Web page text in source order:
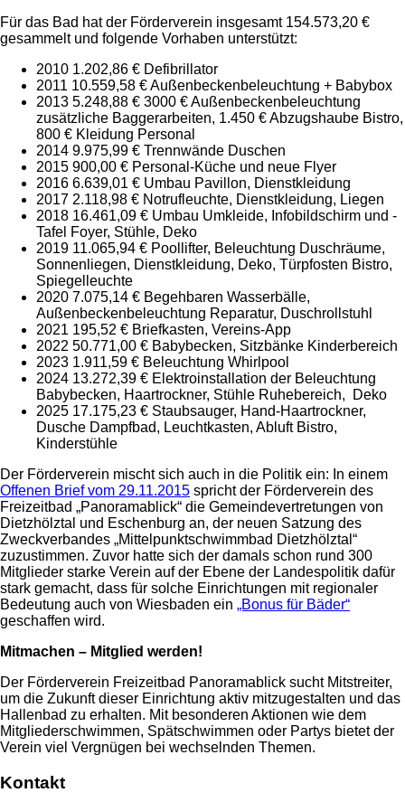
Für das Bad hat der Förderverein insgesamt 154.573,20 €
gesammelt und folgende Vorhaben unterstützt:
2010 1.202,86 € Defibrillator
2011 10.559,58 € Außenbeckenbeleuchtung + Babybox
2013 5.248,88 € 3000 € Außenbeckenbeleuchtung
zusätzliche Baggerarbeiten, 1.450 € Abzugshaube Bistro,
800 € Kleidung Personal
2014 9.975,99 € Trennwände Duschen
2015 900,00 € Personal-Küche und neue Flyer
2016 6.639,01 € Umbau Pavillon, Dienstkleidung
2017 2.118,98 € Notrufleuchte, Dienstkleidung, Liegen
2018 16.461,09 € Umbau Umkleide, Infobildschirm und -
Tafel Foyer, Stühle, Deko
2019 11.065,94 € Poollifter, Beleuchtung Duschräume,
Sonnenliegen, Dienstkleidung, Deko, Türpfosten Bistro,
Spiegelleuchte
2020 7.075,14 € Begehbaren Wasserbälle,
Außenbeckenbeleuchtung Reparatur, Duschrollstuhl
2021 195,52 € Briefkasten, Vereins-App
2022 50.771,00 € Babybecken, Sitzbänke Kinderbereich
2023 1.911,59 € Beleuchtung Whirlpool
2024 13.272,39 € Elektroinstallation der Beleuchtung
Babybecken, Haartrockner, Stühle Ruhebereich, Deko
2025 17.175,23 € Staubsauger, Hand-Haartrockner,
Dusche Dampfbad, Leuchtkasten, Abluft Bistro,
Kinderstühle
Der Förderverein mischt sich auch in die Politik ein: In einem
Offenen Brief vom 29.11.2015 spricht der Förderverein des
Freizeitbad „Panoramablick“ die Gemeindevertretungen von
Dietzhölztal und Eschenburg an, der neuen Satzung des
Zweckverbandes „Mittelpunktschwimmbad Dietzhölztal“
zuzustimmen. Zuvor hatte sich der damals schon rund 300
Mitglieder starke Verein auf der Ebene der Landespolitik dafür
stark gemacht, dass für solche Einrichtungen mit regionaler
Bedeutung auch von Wiesbaden ein „Bonus für Bäder“
geschaffen wird.
Mitmachen – Mitglied werden!
Der Förderverein Freizeitbad Panoramablick sucht Mitstreiter,
um die Zukunft dieser Einrichtung aktiv mitzugestalten und das
Hallenbad zu erhalten. Mit besonderen Aktionen wie dem
Mitgliederschwimmen, Spätschwimmen oder Partys bietet der
Verein viel Vergnügen bei wechselnden Themen.
Kontakt